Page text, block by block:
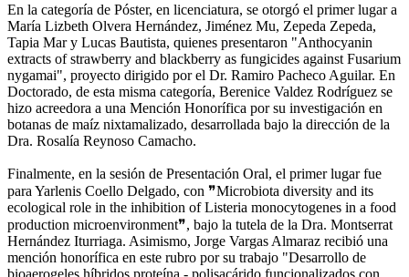
En la categoría de Póster, en licenciatura, se otorgó el primer lugar a
María Lizbeth Olvera Hernández, Jiménez Mu, Zepeda Zepeda,
Tapia Mar y Lucas Bautista, quienes presentaron "Anthocyanin
extracts of strawberry and blackberry as fungicides against Fusarium
nygamai", proyecto dirigido por el Dr. Ramiro Pacheco Aguilar. En
Doctorado, de esta misma categoría, Berenice Valdez Rodríguez se
hizo acreedora a una Mención Honorífica por su investigación en
botanas de maíz nixtamalizado, desarrollada bajo la dirección de la
Dra. Rosalía Reynoso Camacho.
Finalmente, en la sesión de Presentación Oral, el primer lugar fue
para Yarlenis Coello Delgado, con ❞Microbiota diversity and its
ecological role in the inhibition of Listeria monocytogenes in a food
production microenvironment❞, bajo la tutela de la Dra. Montserrat
Hernández Iturriaga. Asimismo, Jorge Vargas Almaraz recibió una
mención honorífica en este rubro por su trabajo "Desarrollo de
bioaerogeles híbridos proteína - polisacárido funcionalizados con